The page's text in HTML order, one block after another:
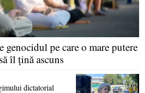
genocidul pe care o mare putere
îl ţină ascuns
dictatorial